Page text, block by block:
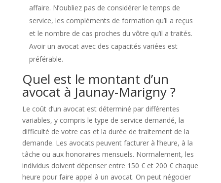
affaire. N’oubliez pas de considérer le temps de
service, les compléments de formation qu’il a reçus
et le nombre de cas proches du vôtre qu’il a traités.
Avoir un avocat avec des capacités variées est
préférable.
Quel est le montant d’un
avocat à Jaunay-Marigny ?
Le coût d’un avocat est déterminé par différentes
variables, y compris le type de service demandé, la
difficulté de votre cas et la durée de traitement de la
demande. Les avocats peuvent facturer à l’heure, à la
tâche ou aux honoraires mensuels. Normalement, les
individus doivent dépenser entre 150 € et 200 € chaque
heure pour faire appel à un avocat. On peut négocier